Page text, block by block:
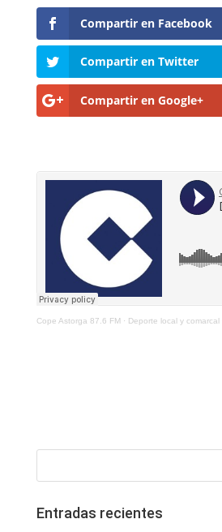
Compartir en Facebook
Compartir en Twitter
Compartir en Google+
Cope Astorga 87.6 FM· Deporte local y comarcal Cope
Entradas recientes